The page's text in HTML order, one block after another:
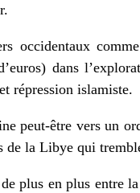
occidentaux
dans
répression islamiste.
peut‐être vers un
de la Libye qui
plus en plus entre